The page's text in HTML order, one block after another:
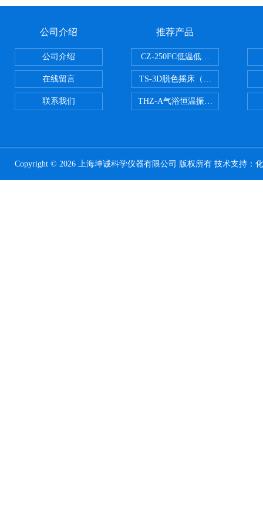
公司介绍
公司介绍
在线留言
联系我们
推荐产品
CZ-250FC低温低湿种子储藏柜
TS-3D脱色摇床（三维运动）
THZ-A气浴恒温振荡器
Copyright © 2026 上海坤诚科学仪器有限公司 版权所有 技术支持：